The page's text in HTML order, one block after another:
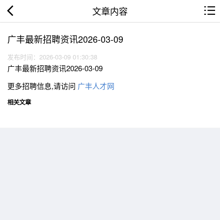
文章内容
广丰最新招聘资讯2026-03-09
发布时间：2026-03-09 01:30:38
广丰最新招聘资讯2026-03-09
更多招聘信息,请访问 广丰人才网
相关文章